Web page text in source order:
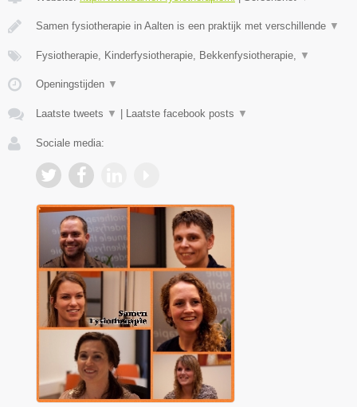
Samen fysiotherapie in Aalten is een praktijk met verschillende ▼
Fysiotherapie, Kinderfysiotherapie, Bekkenfysiotherapie, ▼
Openingstijden ▼
Laatste tweets ▼ Laatste facebook posts ▼
Sociale media: